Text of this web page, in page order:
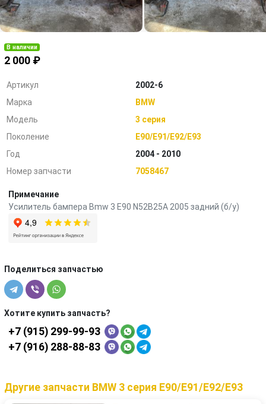
В наличии
2 000 ₽
Артикул
2002-6
Марка
BMW
Модель
3 серия
Поколение
E90/E91/E92/E93
Год
2004 - 2010
Номер запчасти
7058467
Примечание
Усилитель бампера Bmw 3 E90 N52B25A 2005 задний (б/у)
Поделиться запчастью
Хотите купить запчасть?
+7 (915) 299-99-93
+7 (916) 288-88-83
Другие запчасти BMW 3 серия E90/E91/E92/E93